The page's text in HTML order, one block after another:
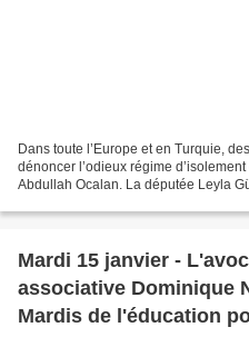
Dans toute l’Europe et en Turquie,
dénoncer l’odieux régime
Abdullah Ocalan. La députée Leyla
Mardi 15 janvier -
associative Dominique
Mardis de l'éducation